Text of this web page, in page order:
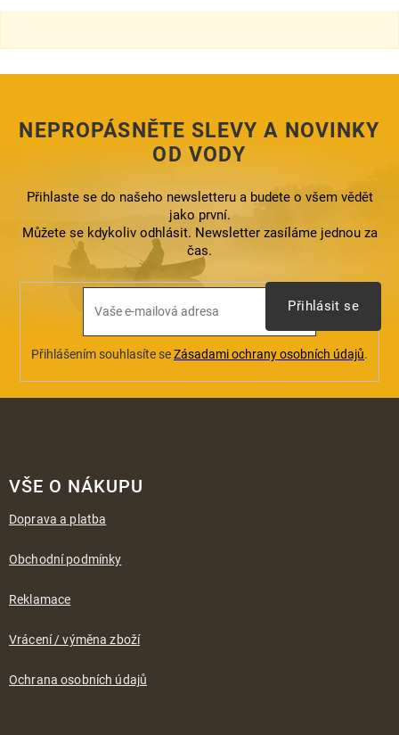
NEPROPÁSNĚTE SLEVY A NOVINKY
OD VODY
Přihlaste se do našeho newsletteru a budete o všem vědět
jako první.
Můžete se kdykoliv odhlásit. Newsletter zasíláme jednou za
čas.
Přihlášením souhlasíte seZásadami ochrany osobních údajů.
Přihlásit se
VŠE O NÁKUPU
Doprava a platba
Obchodní podmínky
Reklamace
Vrácení / výměna zboží
Ochrana osobních údajů